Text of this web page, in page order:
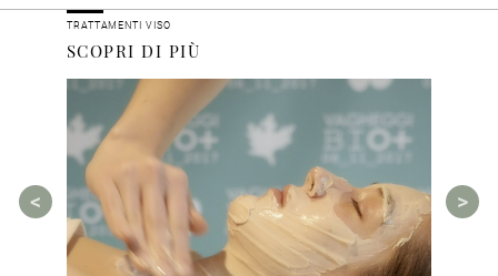
TRATTAMENTI VISO
SCOPRI DI PIÙ